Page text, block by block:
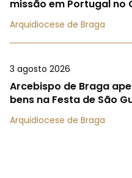
missão em Portugal no
Arquidiocese de Braga
3 agosto 2026
Arcebispo de Braga
bens na Festa de São
Arquidiocese de Braga